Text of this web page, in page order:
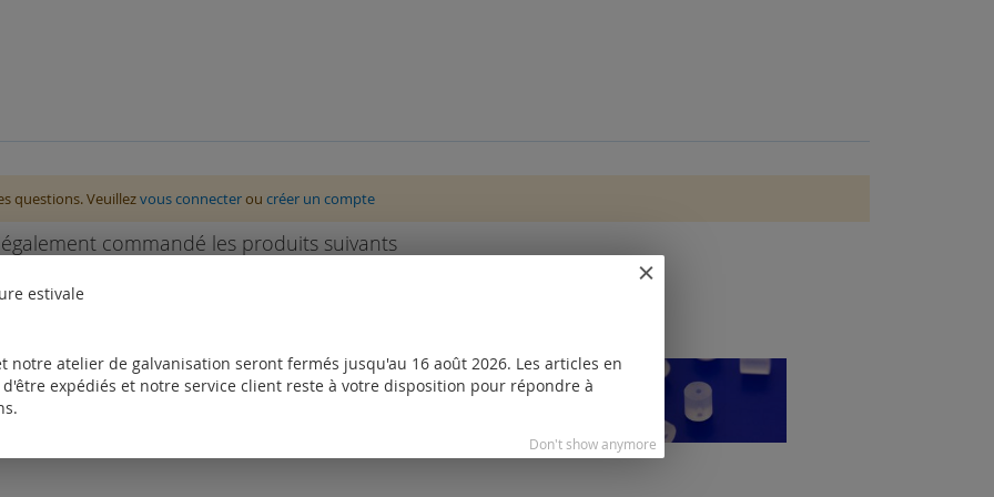
questions. Veuillezvous connecterou créer un compte
commandé les produits suivants
estivale
notre atelier de galvanisation seront fermés jusqu'au 16 août 2026. Les articles en
expédiés et notre service client reste à votre disposition pour répondre à
Don't show anymore